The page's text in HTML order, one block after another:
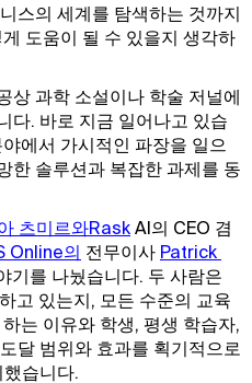
스의 세계를 탐색하는 것까지
도움이 될 수 있을지 생각하
상 과학 소설이나 학술 저널에
다. 바로 지금 일어나고 있습
에서 가시적인 파장을 일으
한 솔루션과 복잡한 과제를 동
츠미르와Rask AI의 CEO 겸
Online의 전무이사 Patrick
기를 나눴습니다. 두 사람은
고 있는지, 모든 수준의 교육
는 이유와 학생, 평생 학습자,
달 범위와 효과를 획기적으로
습니다.